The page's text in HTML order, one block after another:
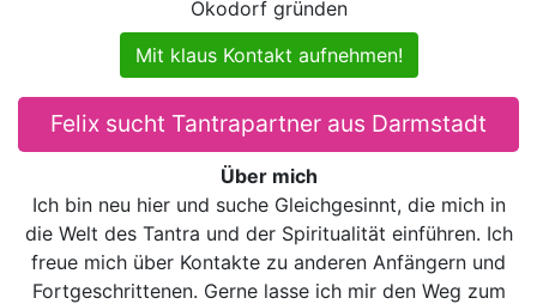
Ökodorf gründen
Mit klaus Kontakt aufnehmen!
Felix sucht Tantrapartner aus Darmstadt
Über mich
Ich bin neu hier und suche Gleichgesinnt, die mich in
die Welt des Tantra und der Spiritualität einführen. Ich
freue mich über Kontakte zu anderen Anfängern und
Fortgeschrittenen. Gerne lasse ich mir den Weg zum